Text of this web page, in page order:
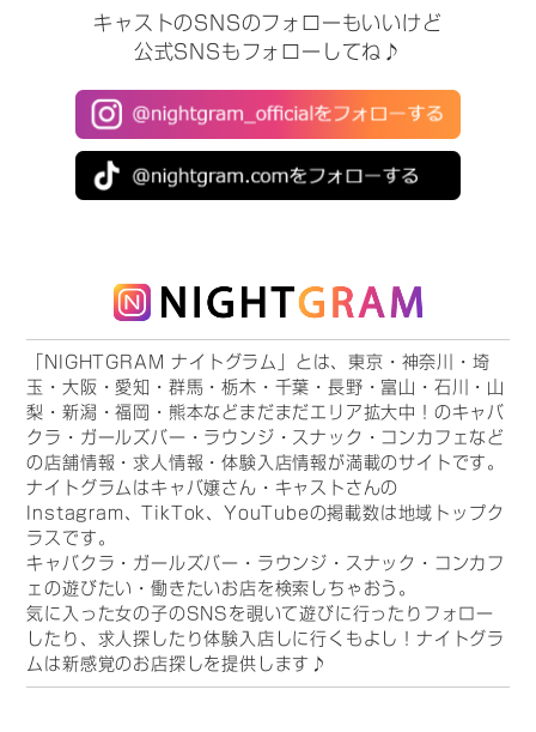
キャストのSNSのフォローもいいけど
公式SNSもフォローしてね♪
「NIGHTGRAM ナイトグラム」とは、東京・神奈川・埼
玉・大阪・愛知・群馬・栃木・千葉・長野・富山・石川・山
梨・新潟・福岡・熊本などまだまだエリア拡大中！のキャバ
クラ・ガールズバー・ラウンジ・スナック・コンカフェなど
の店舗情報・求人情報・体験入店情報が満載のサイトです。
ナイトグラムはキャバ嬢さん・キャストさんの
Instagram、TikTok、YouTubeの掲載数は地域トップク
ラスです。
キャバクラ・ガールズバー・ラウンジ・スナック・コンカフ
ェの遊びたい・働きたいお店を検索しちゃおう。
気に入った女の子のSNSを覗いて遊びに行ったりフォロー
したり、求人探したり体験入店しに行くもよし！ナイトグラ
ムは新感覚のお店探しを提供します♪